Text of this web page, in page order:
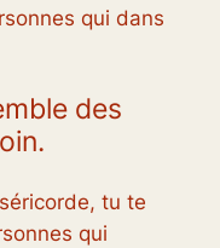
qui dans
des
tu te
qui